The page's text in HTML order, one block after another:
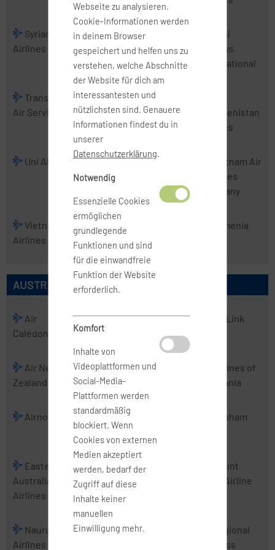
Syrian Arab
Airlines
Tajik Air
AirAsia
Thai
Airways
International
TransNusa
Air Services
Tri-MG Intra
Asia Airlines
Trigana Air
Service
Turkmenistan
Airlines
Uni Air
Uzbekistan
Airways
VietJet Air
Vietnam Air
Services
Company
Vietnam
Airlines
Wings
Abadi Airlines
Yemenia
AUSTRALISCHE AIRLINES
Air
Calédonie
Air
Chathams
Air Kiribati Air Link
Air New
Zealand
Air Vanuatu Aircalin
Airlines of
Tasmania
Airnorth Airwork Cobham
Eastern
Australia
Airlines
Fiji Airways
Mount
Cook Airline
Nauru
Airlines
PNG Air
Regional
Express
Webseite zu analysieren.
Cookie-Informationen werden
in deinem Browser
gespeichert und helfen uns zu
verstehen, welche Abschnitte
der Website für dich am
interessantesten und
nützlichsten sind. Genauere
Informationen findest du in
unserer
Datenschutzerklärung.
Notwendig
Essenzielle Cookies
ermöglichen
grundlegende
Funktionen und sind
für die einwandfreie
Funktion der Website
erforderlich.
Komfort
Inhalte von
Videoplattformen und
Social-Media-
Plattformen werden
standardmäßig
blockiert. Wenn
Cookies von externen
Medien akzeptiert
werden, bedarf der
Zugriff auf diese
Inhalte keiner
manuellen
Einwilligung mehr.